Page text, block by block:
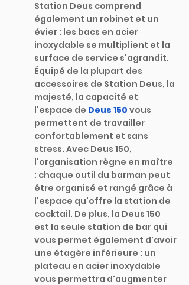
Station Deus comprend
également un robinet et un
évier : les bacs en acier
inoxydable se multiplient et la
surface de service s'agrandit.
Équipé de la plupart des
accessoires de Station Deus, la
majesté, la capacité et
l'espace de Deus 150 vous
permettent de travailler
confortablement et sans
stress. Avec Deus 150,
l'organisation règne en maître
: chaque outil du barman peut
être organisé et rangé grâce à
l'espace qu'offre la station de
cocktail. De plus, la Deus 150
est la seule station de bar qui
vous permet également d'avoir
une étagère inférieure : un
plateau en acier inoxydable
vous permettra d'augmenter